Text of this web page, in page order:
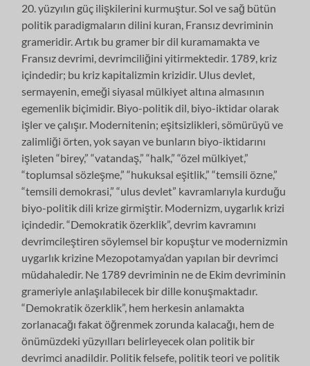
20. yüzyılın güç ilişkilerini kurmuştur. Sol ve sağ bütün
politik paradigmaların dilini kuran, Fransız devriminin
grameridir. Artık bu gramer bir dil kuramamakta ve
Fransız devrimi, devrimciliğini yitirmektedir. 1789, kriz
içindedir; bu kriz kapitalizmin krizidir. Ulus devlet,
sermayenin, emeği siyasal mülkiyet altına almasının
egemenlik biçimidir. Biyo-politik dil, biyo-iktidar olarak
işler ve çalışır. Modernitenin; eşitsizlikleri, sömürüyü ve
zalimliği örten, yok sayan ve bunların biyo-iktidarını
işleten “birey,” “vatandaş,” “halk,” “özel mülkiyet,”
“toplumsal sözleşme,” “hukuksal eşitlik,” “temsili özne,”
“temsili demokrasi,” “ulus devlet” kavramlarıyla kurduğu
biyo-politik dili krize girmiştir. Modernizm, uygarlık krizi
içindedir. “Demokratik özerklik”, devrim kavramını
devrimcileştiren söylemsel bir kopuştur ve modernizmin
uygarlık krizine Mezopotamya’dan yapılan bir devrimci
müdahaledir. Ne 1789 devriminin ne de Ekim devriminin
grameriyle anlaşılabilecek bir dille konuşmaktadır.
“Demokratik özerklik”, hem herkesin anlamakta
zorlanacağı fakat öğrenmek zorunda kalacağı, hem de
önümüzdeki yüzyılları belirleyecek olan politik bir
devrimci anadildir. Politik felsefe, politik teori ve politik